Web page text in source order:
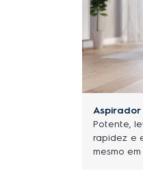
Potente,
rapidez e
mesmo